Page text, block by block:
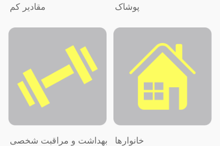
مقادیر کم پوشاک
بهداشت و مراقبت شخصی خانوارها